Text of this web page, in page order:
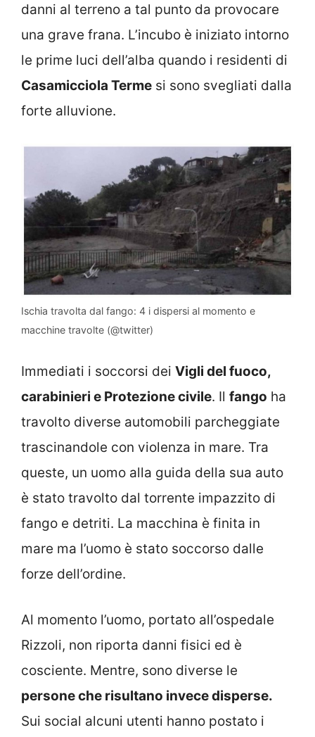
danni al terreno a tal punto da provocare
una grave frana. L’incubo è iniziato intorno
le prime luci dell’alba quando i residenti di
Casamicciola Terme si sono svegliati dalla
forte alluvione.
Ischia travolta dal fango: 4 i dispersi al momento e
macchine travolte (@twitter)
Immediati i soccorsi dei Vigli del fuoco,
carabinieri e Protezione civile. Il fango ha
travolto diverse automobili parcheggiate
trascinandole con violenza in mare. Tra
queste, un uomo alla guida della sua auto
è stato travolto dal torrente impazzito di
fango e detriti. La macchina è finita in
mare ma l’uomo è stato soccorso dalle
forze dell’ordine.
Al momento l’uomo, portato all’ospedale
Rizzoli, non riporta danni fisici ed è
cosciente. Mentre, sono diverse le
persone che risultano invece disperse.
Sui social alcuni utenti hanno postato i